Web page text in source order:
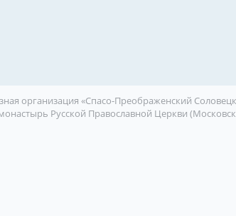
организация «Спасо-Преображенский
Русской Православной Церкви